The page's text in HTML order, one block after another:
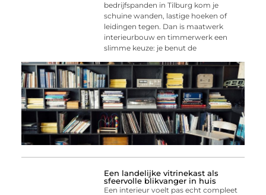
bedrijfspanden in Tilburg kom je
schuine wanden, lastige hoeken of
leidingen tegen. Dan is maatwerk
interieurbouw en timmerwerk een
slimme keuze: je benut de
Een landelijke vitrinekast als
sfeervolle blikvanger in huis
Een interieur voelt pas echt compleet